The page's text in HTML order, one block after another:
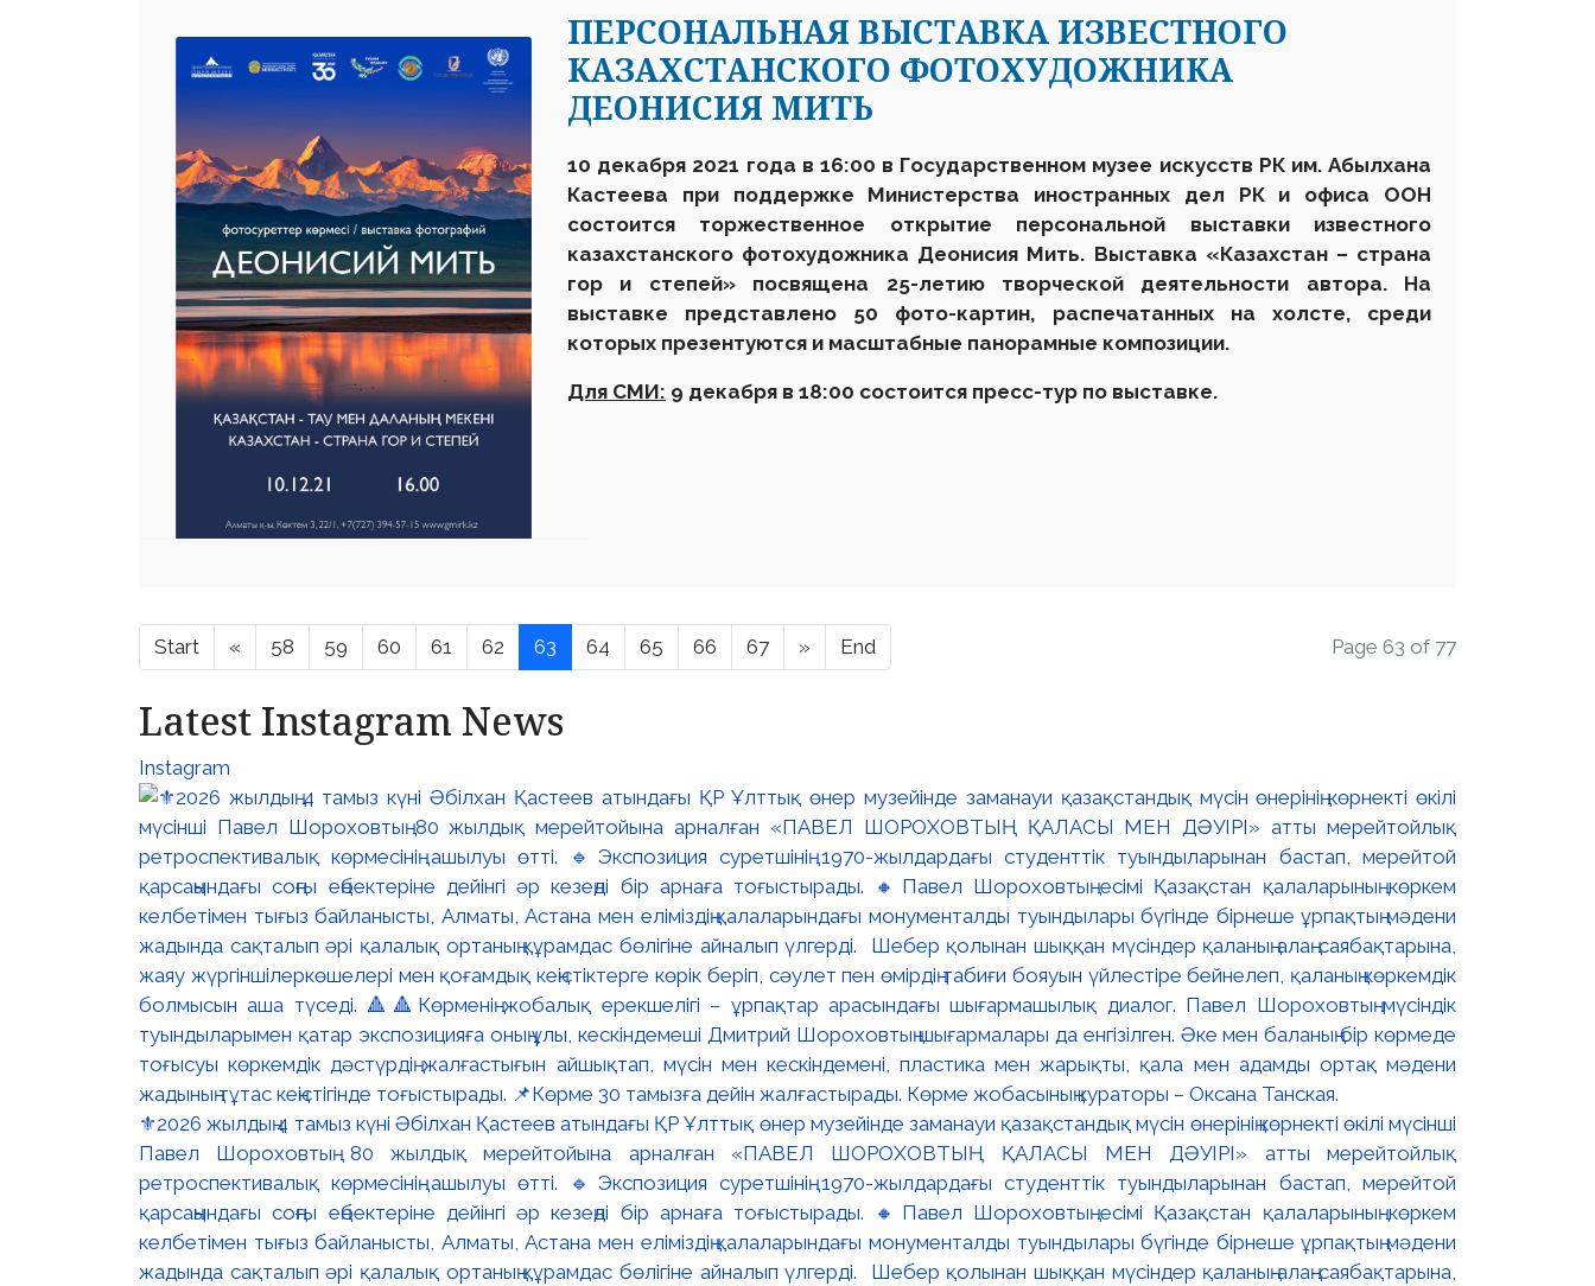
ПЕРСОНАЛЬНАЯ ВЫСТАВКА ИЗВЕСТНОГО
КАЗАХСТАНСКОГО ФОТОХУДОЖНИКА
ДЕОНИСИЯ МИТЬ
10 декабря 2021 года в 16:00 в Государственном музее искусств РК им. Абылхана
Кастеева при поддержке Министерства иностранных дел РК и офиса ООН
состоится торжественное открытие персональной выставки известного
казахстанского фотохудожника Деонисия Мить. Выставка «Казахстан – страна
гор и степей» посвящена 25-летию творческой деятельности автора. На
выставке представлено 50 фото-картин, распечатанных на холсте, среди
которых презентуются и масштабные панорамные композиции.
Для СМИ: 9 декабря в 18:00 состоится пресс-тур по выставке.
Start « 58 59 60 61 62 63 64 65 66 67 » End Page 63 of 77
Latest Instagram News
Instagram
⚜️2026 жылдың 4 тамыз күні Әбілхан Қастеев атындағы ҚР Ұлттық өнер музейінде заманауи қазақстандық мүсін өнерінің көрнекті өкілі мүсінші
Павел Шороховтың 80 жылдық мерейтойына арналған «ПАВЕЛ ШОРОХОВТЫҢ ҚАЛАСЫ МЕН ДӘУІРІ» атты мерейтойлық
ретроспективалық көрмесінің ашылуы өтті. 🔹Экспозиция суретшінің 1970-жылдардағы студенттік туындыларынан бастап, мерейтой
қарсаңындағы соңғы еңбектеріне дейінгі әр кезеңді бір арнаға тоғыстырады. 🔸Павел Шороховтың есімі Қазақстан қалаларының көркем
келбетімен тығыз байланысты, Алматы, Астана мен еліміздің қалаларындағы монументалды туындылары бүгінде бірнеше ұрпақтың мәдени
жадында сақталып әрі қалалық ортаның құрамдас бөлігіне айналып үлгерді. Шебер қолынан шыққан мүсіндер қаланың алаң-саябақтарына,